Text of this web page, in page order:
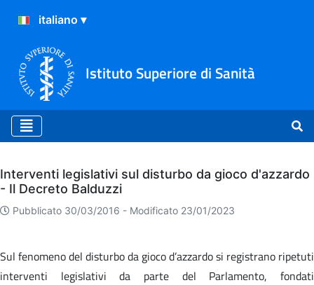
Istituto Superiore di Sanità
Archivio
Interventi legislativi sul disturbo da gioco d'azzardo
- Il Decreto Balduzzi
Pubblicato 30/03/2016 - Modificato 23/01/2023
Sul fenomeno del disturbo da gioco d’azzardo si registrano ripetuti
interventi legislativi da parte del Parlamento, fondati